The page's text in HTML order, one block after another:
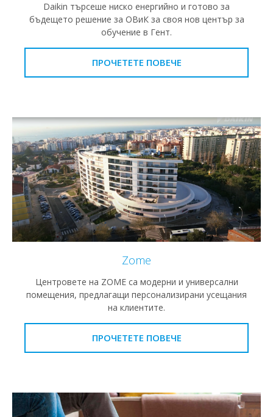
Daikin търсеше ниско енергийно и готово за
бъдещето решение за ОВиК за своя нов център за
обучение в Гент.
ПРОЧЕТЕТЕ ПОВЕЧЕ
Zome
Центровете на ZOME са модерни и универсални
помещения, предлагащи персонализирани усещания
на клиентите.
ПРОЧЕТЕТЕ ПОВЕЧЕ